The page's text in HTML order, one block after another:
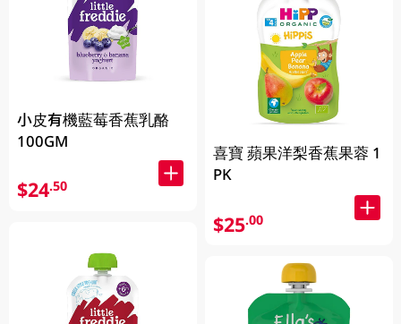
小皮有機藍莓香蕉乳酪
100GM
$24.50
喜寶 蘋果洋梨香蕉果蓉 1
PK
$25.00